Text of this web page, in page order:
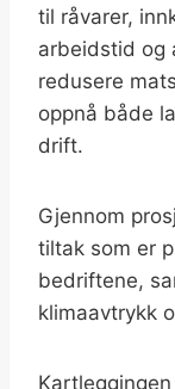
til råvarer,
arbeidstid og
redusere
oppnå både
drift.
Gjennom
tiltak som er
bedriftene,
klimaavtrykk